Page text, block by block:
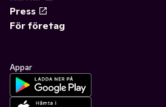
Press
För företag
Appar